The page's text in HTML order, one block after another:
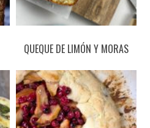
QUEQUE DE LIMÓN Y MORAS